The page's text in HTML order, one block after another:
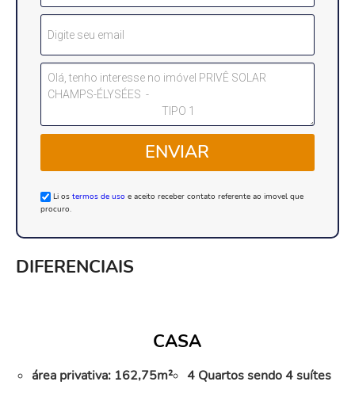
ENVIAR
Li os termos de uso e aceito receber contato referente ao imovel que
procuro.
DIFERENCIAIS
CASA
área privativa: 162,75m²
4 Quartos sendo 4 suítes